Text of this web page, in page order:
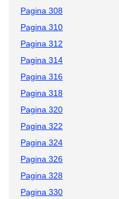
Pagina 308
Pagina 310
Pagina 312
Pagina 314
Pagina 316
Pagina 318
Pagina 320
Pagina 322
Pagina 324
Pagina 326
Pagina 328
Pagina 330